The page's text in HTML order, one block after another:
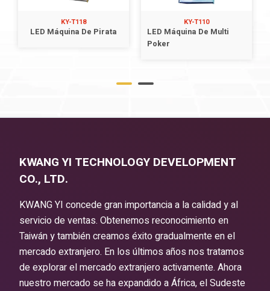
KY-T118
LED Máquina De Pirata
KY-T110
LED Máquina De Multi
Poker
KWANG YI TECHNOLOGY DEVELOPMENT
CO., LTD.
KWANG YI concede gran importancia a la calidad y al
servicio de ventas. Obtenemos reconocimiento en
Taiwán y también creamos éxito gradualmente en el
mercado extranjero. En los últimos años nos tratamos
de explorar el mercado extranjero activamente. Ahora
nuestro mercado se ha expandido a África, el Sudeste